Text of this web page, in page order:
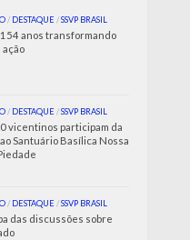
/ DESTAQUE /SSVP BRASIL
154 anos transformando
ação
/ DESTAQUE /SSVP BRASIL
vicentinos participam da
Santuário Basílica Nossa
/ DESTAQUE /SSVP BRASIL
das discussões sobre